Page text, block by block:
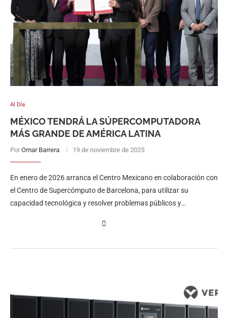
Al Día
MÉXICO TENDRÁ LA SÚPERCOMPUTADORA
MÁS GRANDE DE AMÉRICA LATINA
Por Omar Barrera 19 de noviembre de 2025
En enero de 2026 arranca el Centro Mexicano en colaboración con
el Centro de Supercómputo de Barcelona, para utilizar su
capacidad tecnológica y resolver problemas públicos y